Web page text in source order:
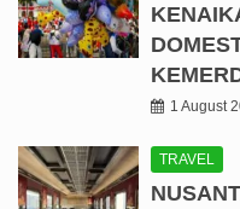
1 August
TRAVEL